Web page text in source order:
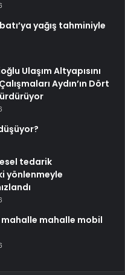
yağış tahminiyle
Ulaşım Altyapısını
Aydın’ın Dört
tedarik
yönlenmeyle
mahalle mahalle mobil